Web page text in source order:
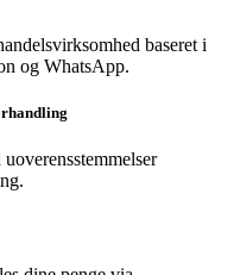
baseret i
og WhatsApp.